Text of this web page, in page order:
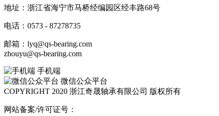
地址：浙江省海宁市马桥经编园区经丰路68号
电话：0573 - 87278735
邮箱：lyq@qs-bearing.com
zhouyu@qs-bearing.com
手机端
微信公众平台
COPYRIGHT 2020 浙江奇晟轴承有限公司 版权所有
网站备案/许可证号：